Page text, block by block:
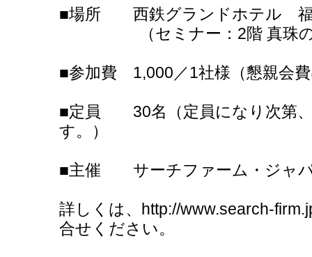
■場所 西鉄グランドホテル 福
（セミナー：2階 真珠の
■参加費 1,000／1社様（懇親会
■定員 30名（定員になり次第、
す。）
■主催 サーチファーム・ジャパ
詳しくは、http://www.search-
合せください。